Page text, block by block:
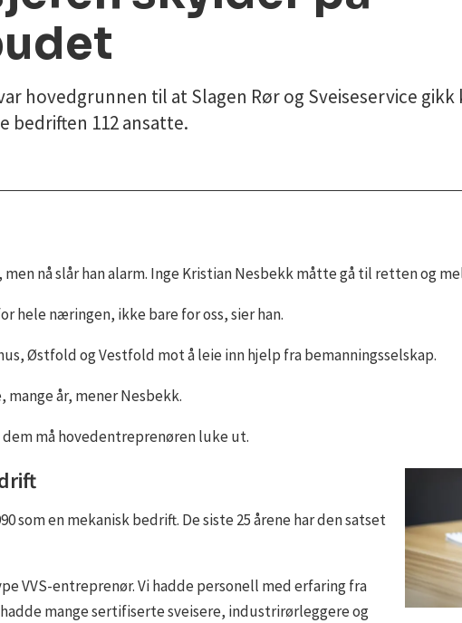
hovedgrunnen til at Slagen Rør og Sveiseservice
bedriften 112 ansatte.
nå slår han alarm. Inge Kristian Nesbekk måtte gå til retten og
hele næringen, ikke bare for oss, sier han.
Østfold og Vestfold mot å leie inn hjelp fra bemanningsselskap.
år, mener Nesbekk.
må hovedentreprenøren luke ut.
som en mekanisk bedrift. De siste 25 årene har den satset
VVS-entreprenør. Vi hadde personell med erfaring fra
mange sertifiserte sveisere, industrirørleggere og